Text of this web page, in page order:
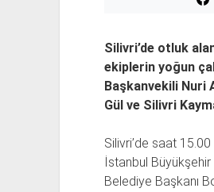
Silivri’de otluk
ekiplerin yoğun
Başkanvekili Nuri
Gül ve Silivri
Silivri’de saat 15.00
İstanbul
Belediye Başkanı